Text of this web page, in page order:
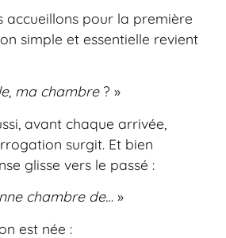
accueillons pour la première
simple et essentielle revient
ma chambre? »
avant chaque arrivée,
surgit. Et bien
glisse vers le passé :
chambre de… »
est née :